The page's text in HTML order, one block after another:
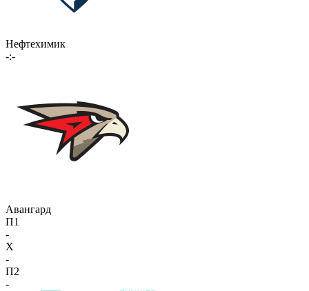
Нефтехимик
-:-
Авангард
П1
-
X
-
П2
-